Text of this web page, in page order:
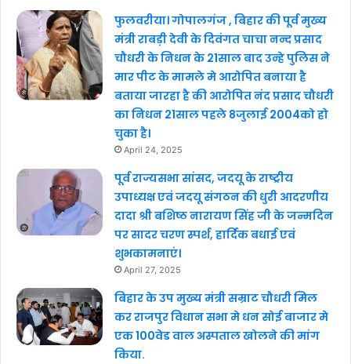
फुलवरीया। गोपालगंज , बिहार की पूर्व मुख्य
मंत्री राबड़ी देवी के दिवंगत चाचा नन्द प्रसाद
चौधरी के निधन के 21साल बाद उन्हे पुलिस ने
मार पीट के मामले मे आरोपित बनाया है
बताया जारहा है की आरोपित नंद प्रसाद चौधरी
का निधन 21साल पहले 8जुलाई 2004को हो
चुका है।
April 24, 2025
पूर्व राज्यसभा सांसद, जदयू के राष्ट्रीय
उपाध्यक्ष एवं जदयू संगठन की धुरी आदरणीय
दादा श्री बशिष्ठ नारायण सिंह जी के जन्मदिन
पर सादर चरण स्पर्श, हार्दिक बधाई एवं
शुभकामनाएं।
April 27, 2025
बिहार के उप मुख्य मंत्री सम्राट चौधरी मिल
कर राजपुर विधान सभा मे धन सोई बाजार मे
एक 100वेड वाल अस्पताल खोलने की मांग
किया.